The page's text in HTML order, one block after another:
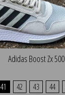
Adidas Boost Zx 500
41 42 43 44